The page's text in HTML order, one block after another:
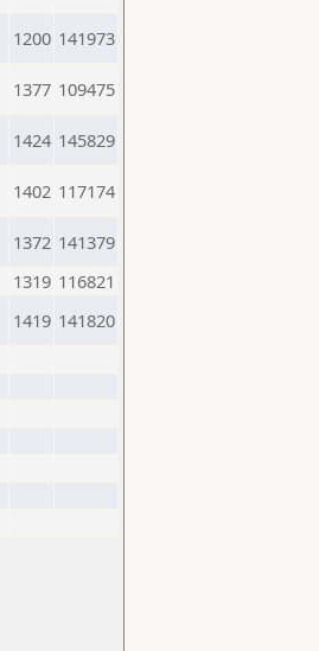
1200 141973
1377 109475
1424 145829
1402 117174
1372 141379
1319 116821
1419 141820